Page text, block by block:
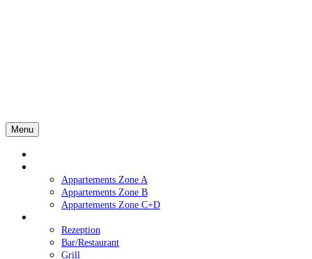
Menu
Appartements Zone A
Appartements Zone B
Appartements Zone C+D
Rezeption
Bar/Restaurant
Grill